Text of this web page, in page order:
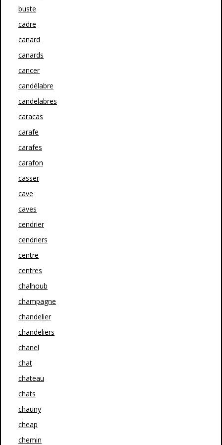
buste
cadre
canard
canards
cancer
candélabre
candelabres
caracas
carafe
carafes
carafon
casser
cave
caves
cendrier
cendriers
centre
centres
chalhoub
champagne
chandelier
chandeliers
chanel
chat
chateau
chats
chauny
cheap
chemin